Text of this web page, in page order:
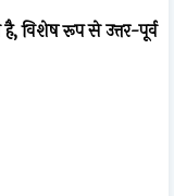
विशेष रूप से उत्तर-पूर्व